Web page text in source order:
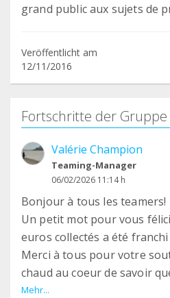
grand public aux sujets de
Veröffentlicht am
12/11/2016
Fortschritte der Gruppe
Valérie Champion
Teaming-Manager
06/02/2026 11:14 h
Bonjour à tous les teamers!
Un petit mot pour vous
euros collectés a été franchi
Merci à tous pour votre
chaud au coeur de savoir
sur vous tous les mois. En
Mehr...